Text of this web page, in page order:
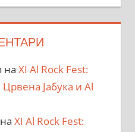
на XI Al Rock Fest:
Јабука и Al
на XI Al Rock Fest: